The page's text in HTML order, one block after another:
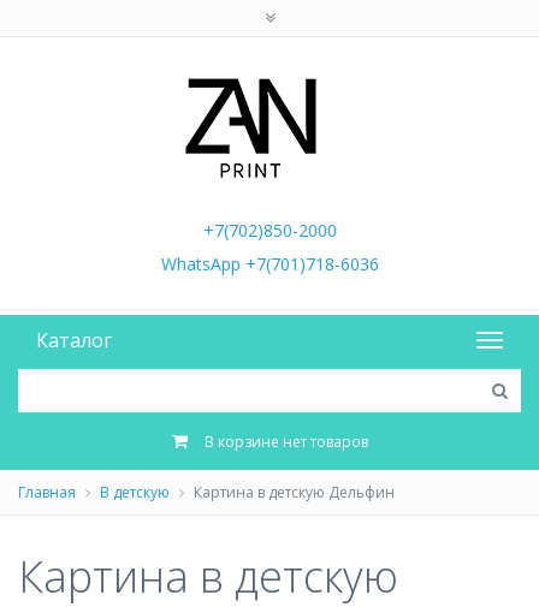
+7(702)850-2000
WhatsApp +7(701)718-6036
Каталог
В корзине нет товаров
Главная В детскую Картина в детскую Дельфин
Картина в детскую